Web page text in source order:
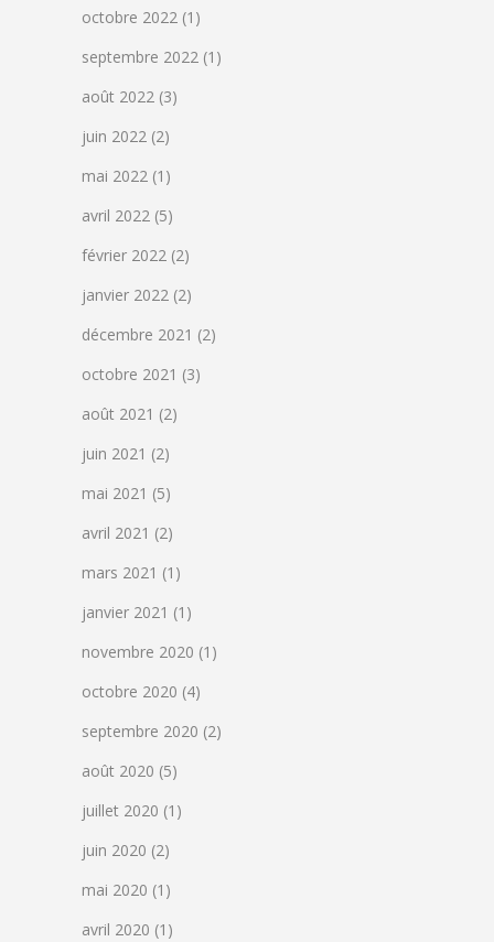
octobre 2022 (1)
septembre 2022 (1)
août 2022 (3)
juin 2022 (2)
mai 2022 (1)
avril 2022 (5)
février 2022 (2)
janvier 2022 (2)
décembre 2021 (2)
octobre 2021 (3)
août 2021 (2)
juin 2021 (2)
mai 2021 (5)
avril 2021 (2)
mars 2021 (1)
janvier 2021 (1)
novembre 2020 (1)
octobre 2020 (4)
septembre 2020 (2)
août 2020 (5)
juillet 2020 (1)
juin 2020 (2)
mai 2020 (1)
avril 2020 (1)